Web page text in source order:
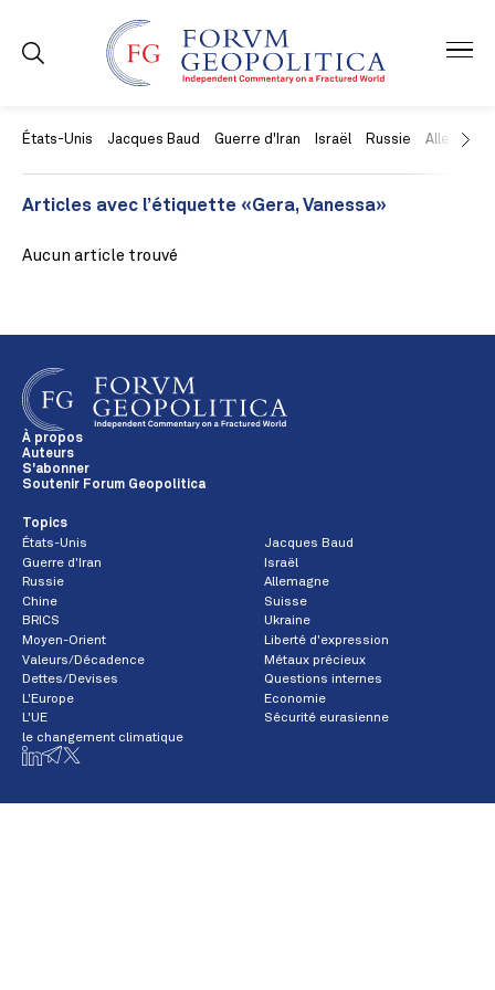
États-Unis Jacques Baud Guerre d'Iran Israël Russie Allemagne
Articles avec l’étiquette «Gera, Vanessa»
Aucun article trouvé
À propos
Auteurs
S'abonner
Soutenir Forum Geopolitica
Topics
États-Unis
Jacques Baud
Guerre d'Iran
Israël
Russie
Allemagne
Chine
Suisse
BRICS
Ukraine
Moyen-Orient
Liberté d'expression
Valeurs/Décadence
Métaux précieux
Dettes/Devises
Questions internes
L'Europe
Economie
L'UE
Sécurité eurasienne
le changement climatique